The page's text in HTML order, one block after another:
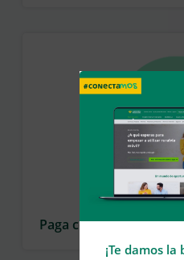
Paga cómodamente
¡Te damos